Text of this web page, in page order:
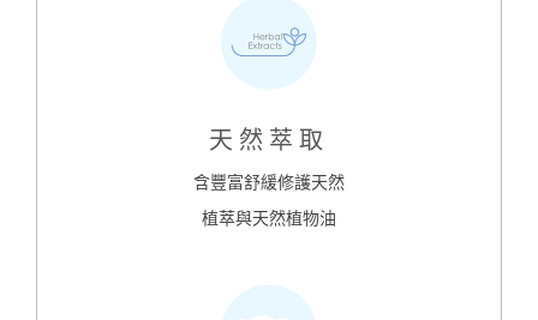
天然萃取
含豐富舒緩修護天然
植萃與天然植物油